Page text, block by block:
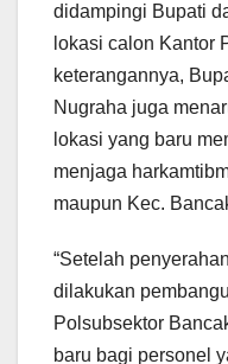
didampingi Bupati
lokasi calon Kantor
keterangannya,
Nugraha juga
lokasi yang baru
menjaga
maupun Kec.
“Setelah
dilakukan
Polsubsektor
baru bagi personel